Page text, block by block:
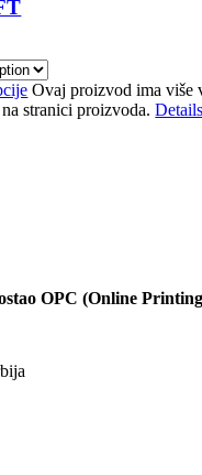
Ovaj proizvod ima više
stranici proizvoda.Details
OPC (Online